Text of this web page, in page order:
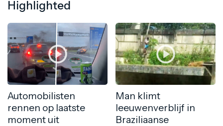
Highlighted
Automobilisten
rennen op laatste
moment uit
Man klimt
leeuwenverblijf in
Braziliaanse